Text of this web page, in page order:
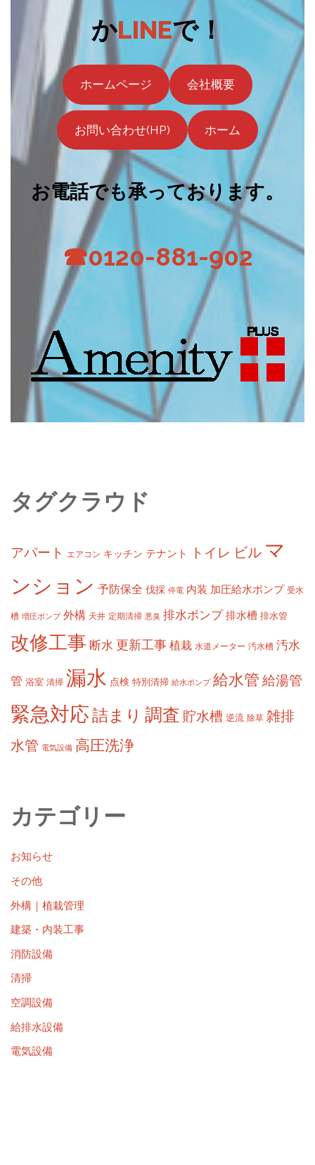
かLINEで！
ホームページ 会社概要
お問い合わせ(HP) ホーム
お電話でも承っております。
☎0120-881-902
タグクラウド
アパート エアコン キッチン テナント トイレ ビル マ
ンション 予防保全 伐採 停電 内装 加圧給水ポンプ 受水
槽 増圧ポンプ 外構 天井 定期清掃 悪臭 排水ポンプ 排水槽 排水管
改修工事 断水 更新工事 植栽 水道メーター 汚水槽 汚水
管 浴室 清掃 漏水 点検 特別清掃 給水ポンプ 給水管 給湯管
緊急対応詰まり 調査 貯水槽 逆流 除草 雑排
水管 電気設備 高圧洗浄
カテゴリー
お知らせ
その他
外構｜植栽管理
建築・内装工事
消防設備
清掃
空調設備
給排水設備
電気設備